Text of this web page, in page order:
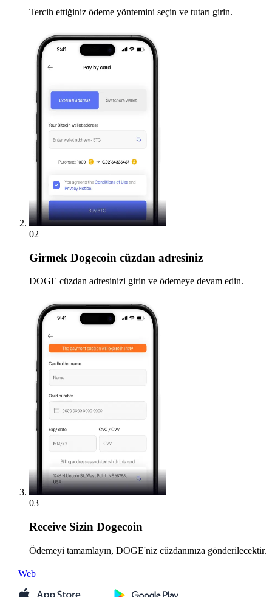
Tercih ettiğiniz ödeme yöntemini seçin ve tutarı girin.
02
Girmek Dogecoin cüzdan adresiniz
DOGE cüzdan adresinizi girin ve ödemeye devam edin.
03
Receive Sizin Dogecoin
Ödemeyi tamamlayın, DOGE'niz cüzdanınıza gönderilecektir.
Web